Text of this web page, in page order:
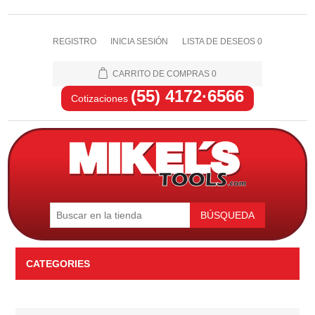
REGISTRO INICIA SESIÓN LISTA DE DESEOS 0
CARRITO DE COMPRAS 0
Cotizaciones (55) 4172·6566
BÚSQUEDA
CATEGORIES